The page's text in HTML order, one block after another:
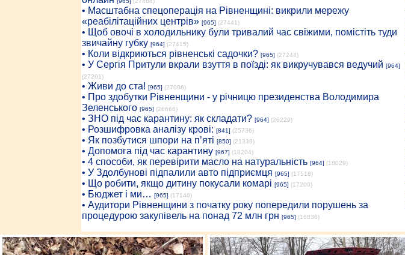
• Масштабна спецоперація на Рівненщині: викрили мережу
«реабілітаційних центрів» [965] (27441)
• Щоб овочі в холодильнику були тривалий час свіжими, помістіть туди
звичайну губку [964] (27415)
• Коли відкриються рівненські садочки? [965] (27244)
• У Сергія Притули вкрали взуття в поїзді: як викручувався ведучий [964]
(27201)
• Живи до ста! [965] (27006)
• Про здобутки Рівненщини - у річницю президенства Володимира
Зеленського [965] (26666)
• ЗНО під час карантину: як складати? [964] (26229)
• Розшифровка аналізу крові: [841] (25736)
• Як позбутися шпори на п’яті [850] (21336)
• Допомога під час карантину [967] (18204)
• 4 способи, як перевірити масло на натуральність [964] (18029)
• У Здолбунові підпалили авто підприємця [965] (17518)
• Що робити, якщо дитину покусали комарі [965] (17209)
• Бюджет і ми… [965] (17140)
• Аудитори Рівненщини з початку року попередили порушень за
процедурою закупівель на понад 72 млн грн [965] (16836)